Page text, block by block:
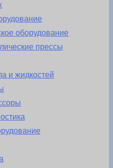
оборудование
прессы
и жидкостей